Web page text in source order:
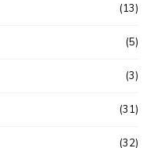
(13)
(5)
(3)
(31)
(32)